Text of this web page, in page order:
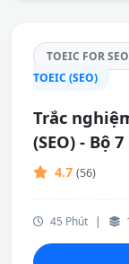
TOEIC FOR SEO
TOEIC (SEO)
Trắc
(SEO) - Bộ 7
4.7 (56)
45 Phút |